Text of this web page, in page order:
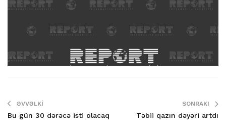
ƏVVƏLKI
Bu gün 30 dərəcə isti olacaq
SONRAKI
Təbii qazın dəyəri artdı